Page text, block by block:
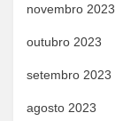
novembro 2023
outubro 2023
setembro 2023
agosto 2023